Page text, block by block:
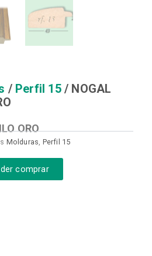
/ Perfil 15/ NOGAL
ORO
Molduras, Perfil 15
comprar